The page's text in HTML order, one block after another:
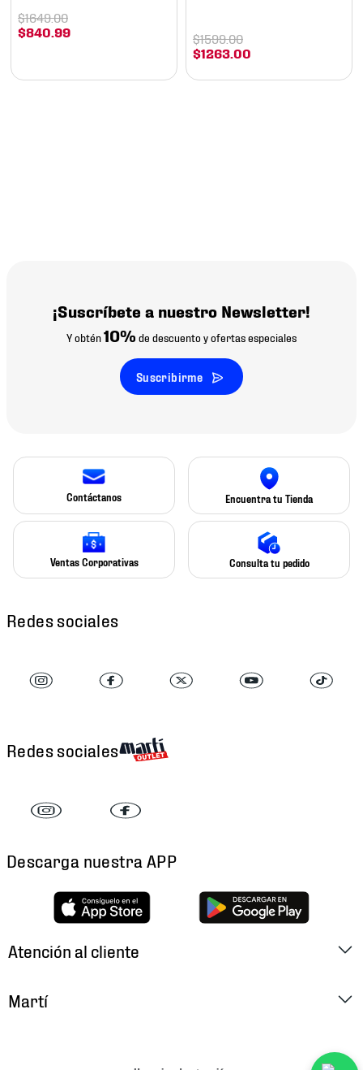
$840.99
$1649.00
$1263.00
$1599.00
¡Suscríbete a nuestro Newsletter!
Y obtén10% de descuento y ofertas especiales
Suscribirme
Contáctanos Encuentra tu Tienda
Ventas Corporativas Consulta tu pedido
Redes sociales
Redes sociales
Descarga nuestra APP
Atención al cliente
Martí